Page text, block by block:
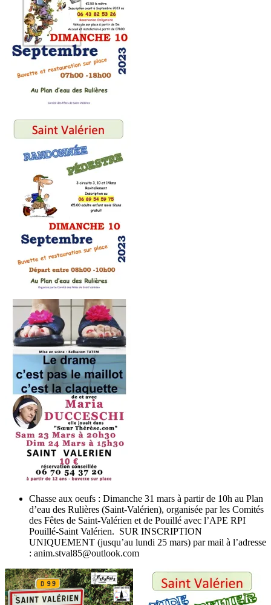
Chasse aux oeufs : Dimanche 31 mars à partir de 10h au Plan
d’eau des Rulières (Saint-Valérien), organisée par les Comités
des Fêtes de Saint-Valérien et de Pouillé avec l’APE RPI
Pouillé-Saint Valérien. SUR INSCRIPTION
UNIQUEMENT (jusqu’au lundi 25 mars) par mail à l’adresse
: anim.stval85@outlook.com